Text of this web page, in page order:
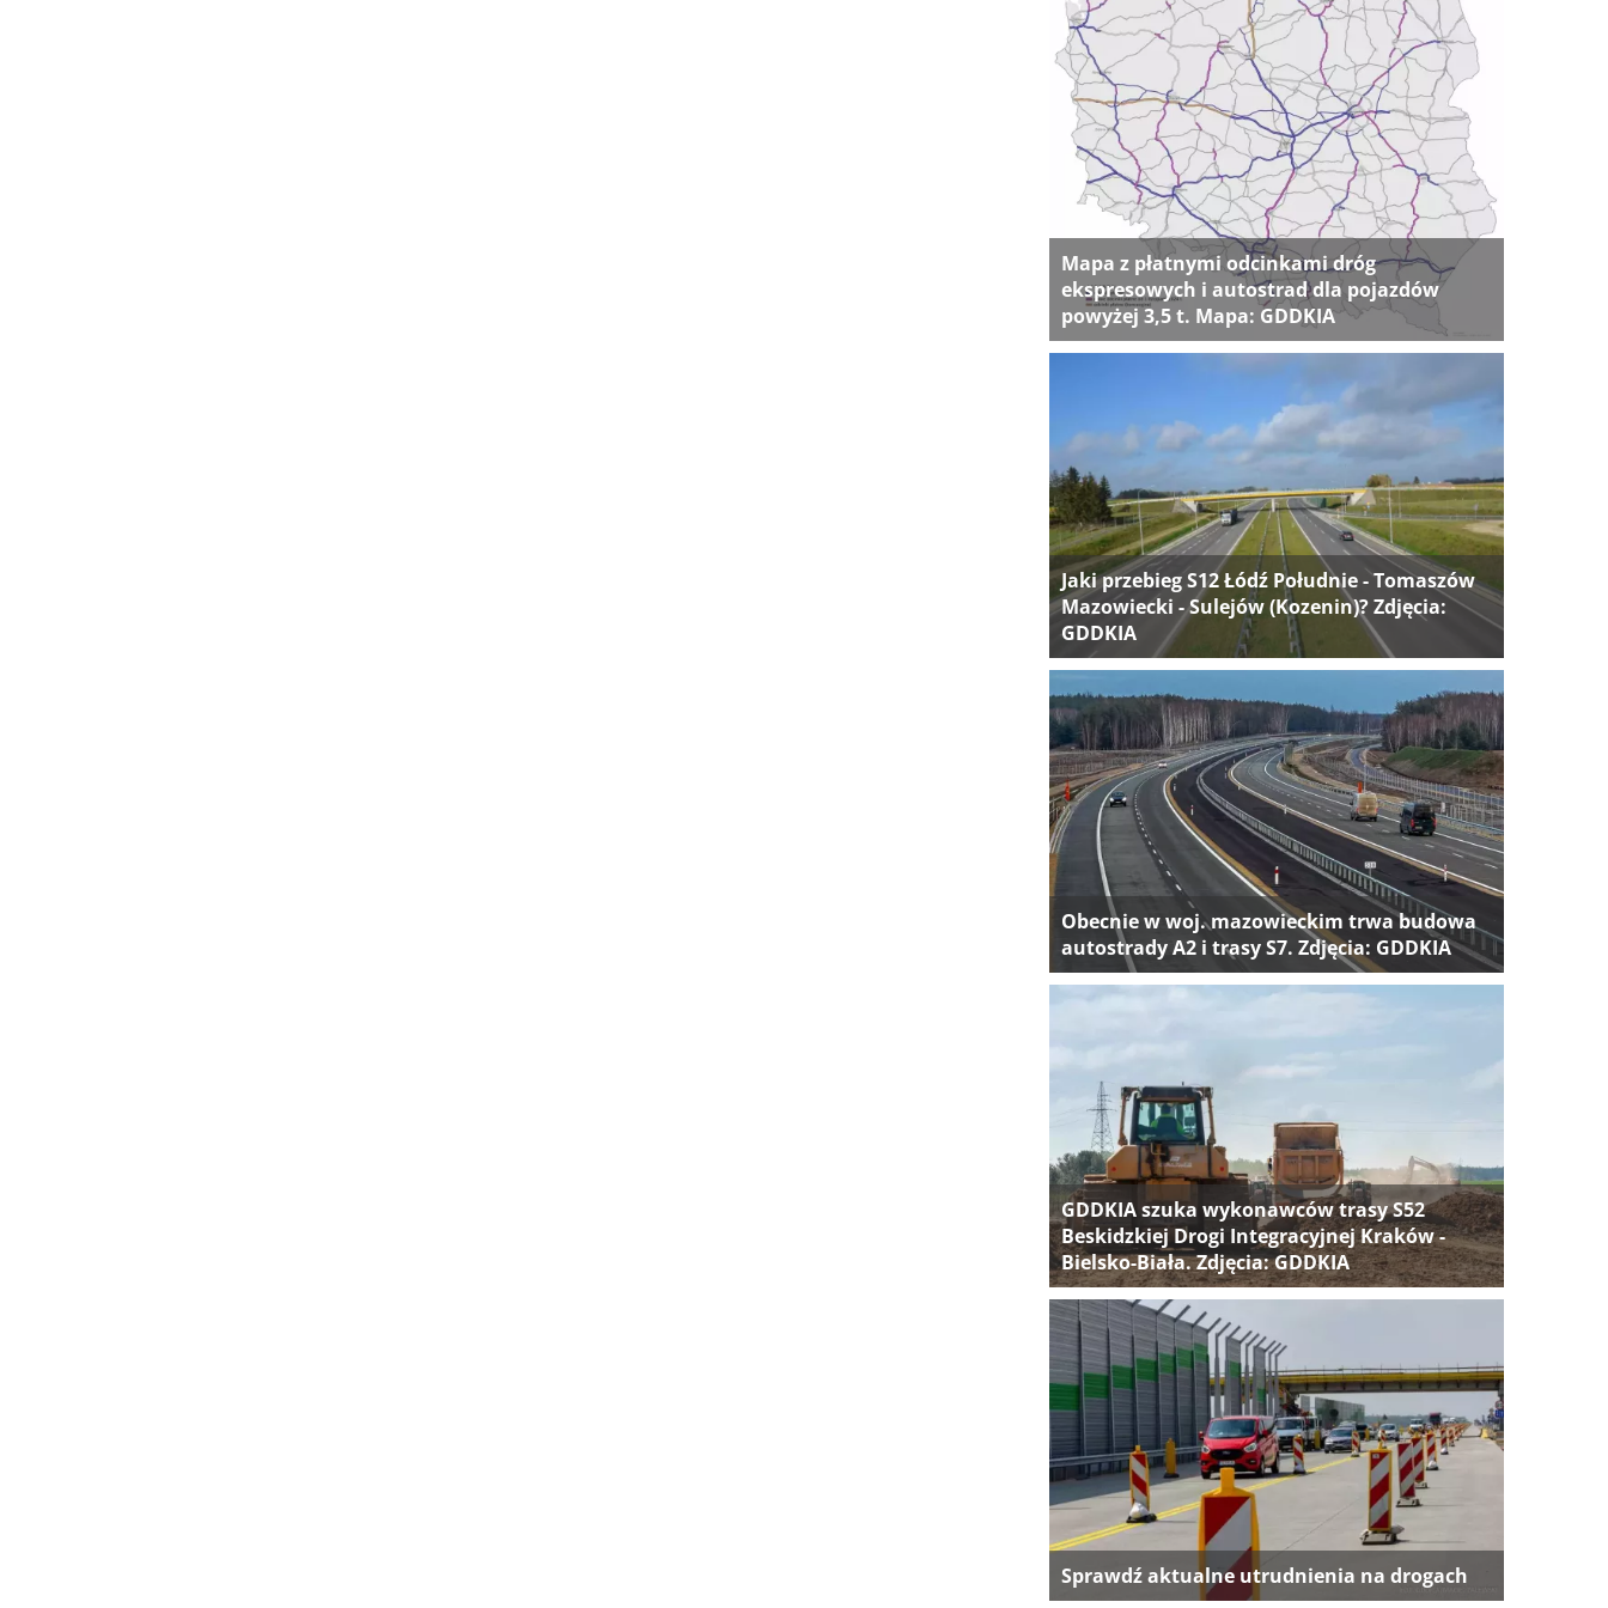
Mapa z płatnymi odcinkami dróg
ekspresowych i autostrad dla pojazdów
powyżej 3,5 t. Mapa: GDDKIA
Jaki przebieg S12 Łódź Południe - Tomaszów
Mazowiecki - Sulejów (Kozenin)? Zdjęcia:
GDDKIA
Obecnie w woj. mazowieckim trwa budowa
autostrady A2 i trasy S7. Zdjęcia: GDDKIA
GDDKIA szuka wykonawców trasy S52
Beskidzkiej Drogi Integracyjnej Kraków -
Bielsko-Biała. Zdjęcia: GDDKIA
Sprawdź aktualne utrudnienia na drogach